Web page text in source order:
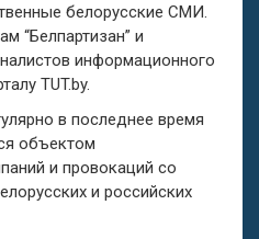
белорусские СМИ.
“Белпартизан” и
информационного
TUT.by.
в последнее время
объектом
и провокаций со
и российских